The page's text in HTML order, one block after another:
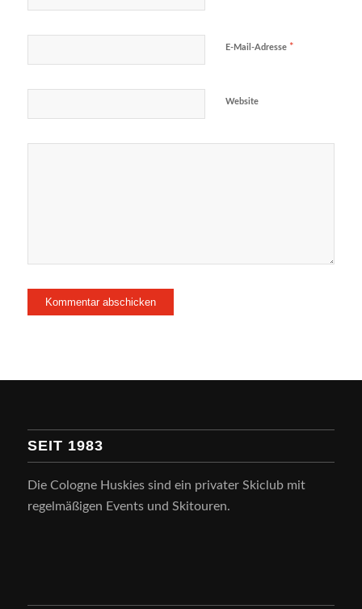
E-Mail-Adresse *
Website
SEIT 1983
Die Cologne Huskies sind ein privater Skiclub mit
regelmäßigen Events und Skitouren.